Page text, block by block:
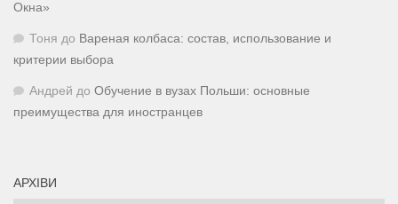
Окна»
Тоня до Вареная колбаса: состав, использование и
критерии выбора
Андрей до Обучение в вузах Польши: основные
преимущества для иностранцев
АРХІВИ